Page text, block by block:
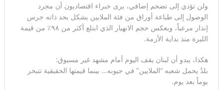
ولن تؤدي إلى تضخم إضافي، يرى خبراء اقتصاديون أن مجرد
الوصول إلى طباعة أوراق من فئة الملايين يشكل بحد ذاته جرس
إنذار مرعباً، ويعكس حجم الانهيار الذي ابتلع أكثر من ٩٨٪ من قيمة
الليرة منذ بداية الأزمة.
هكذا، يبدو أن لبنان يقف اليوم أمام مشهد غير مسبوق:
بلدٌ يحمل شعبه “الملايين” في جيوبه… بينما قيمتها الحقيقية تتبخر
يوماً بعد يوم.